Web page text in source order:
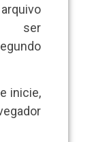
ser
inicie,